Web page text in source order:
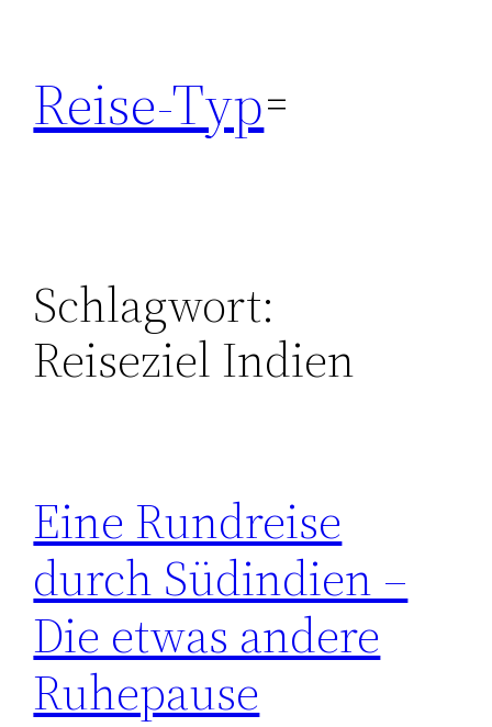
springen
Reise-Typ
Schlagwort:
Reiseziel Indien
Eine Rundreise
durch Südindien –
Die etwas andere
Ruhepause